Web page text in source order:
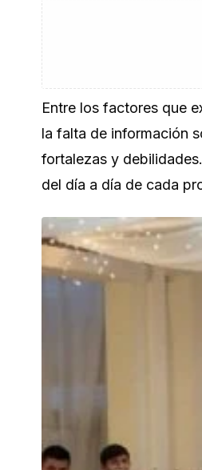
Entre los factores que
la falta de información
fortalezas y
del día a día de cada